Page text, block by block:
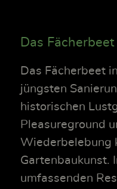
Das
Das Fächerbeet
jüngsten
historischen
Pleasureground
Wiederbelebung
Gartenbaukunst.
umfassenden